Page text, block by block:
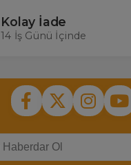
Kolay İade
14 İş Günü İçinde